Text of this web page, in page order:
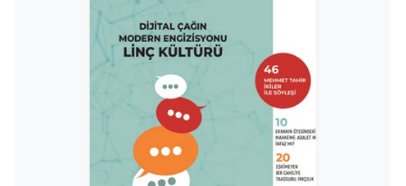
Samsun Müftülüğü
Siirt Müftülüğü
Sinop Müftülüğü
Sivas Müftülüğü